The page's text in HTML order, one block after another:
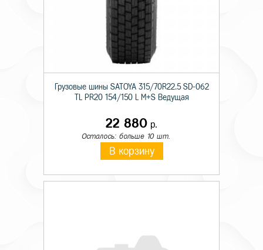
Грузовые шины SATOYA 315/70R22.5 SD-062
TL PR20 154/150 L M+S Ведущая
22 880 р.
Осталось: больше 10 шт.
В корзину